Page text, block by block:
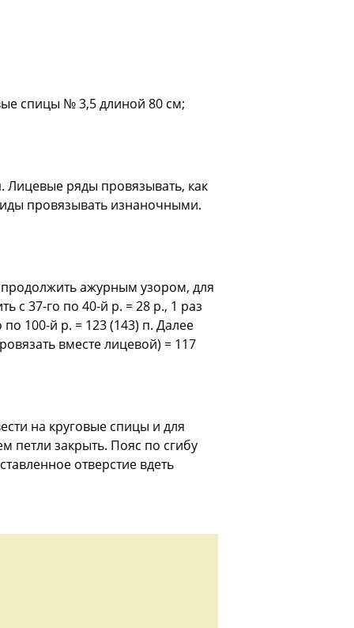
спицы № 3,5 длиной 80 см;
Лицевые ряды провязывать, как
провязывать изнаночными.
продолжить ажурным узором, для
с 37-го по 40-й р. = 28 р., 1 раз
по 100-й р. = 123 (143) п. Далее
вместе лицевой) = 117
на круговые спицы и для
петли закрыть. Пояс по сгибу
отверстие вдеть